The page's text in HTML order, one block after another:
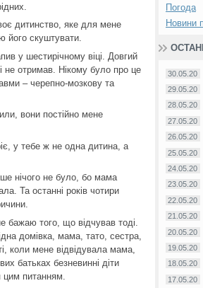
дитинство, яке для мене
його скуштувати.
у шестирічному віці. Довгий
не отримав. Нікому було про це
– черепно-мозкову та
вони постійно мене
у тебе ж не одна дитина, а
нічого не було, бо мама
Та останні років чотири
бажаю того, що відчував тоді.
домівка, мама, тато, сестра,
коли мене відвідувала мама,
батьках безневинні діти
питанням.
Погода
Новини
30.05.20
29.05.20
28.05.20
27.05.20
26.05.20
25.05.20
24.05.20
23.05.20
22.05.20
21.05.20
20.05.20
19.05.20
18.05.20
17.05.20